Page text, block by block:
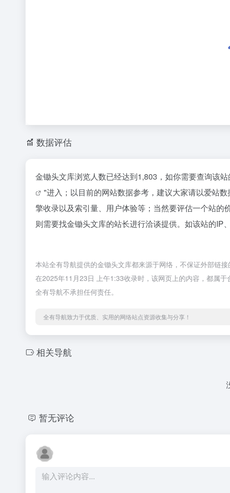
数据评估
金锄头文库浏览人数已经达到1,803，如你需要查询该
"进入；以目前的网站数据参考，建议大家请以爱站
擎收录以及索引量、用户体验等；当然要评估一个站
则需要找金锄头文库的站长进行洽谈提供。如该站的IP
本站全有导航提供的金锄头文库都来源于网络，不保证外部链
在2025年11月23日 上午1:33收录时，该网页上的内容，都属
全有导航不承担任何责任。
全有导航致力于优质、实用的网络站点资源收集与分享！
相关导航
暂无评论